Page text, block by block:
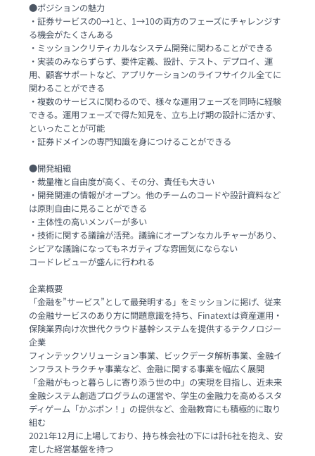
●ポジションの魅力
・証券サービスの0→1と、1→10の両方のフェーズにチャレンジす
る機会がたくさんある
・ミッションクリティカルなシステム開発に関わることができる
・実装のみならずらず、要件定義、設計、テスト、デプロイ、運
用、顧客サポートなど、アプリケーションのライフサイクル全てに
関わることができる
・複数のサービスに関わるので、様々な運用フェーズを同時に経験
できる。運用フェーズで得た知見を、立ち上げ期の設計に活かす、
といったことが可能
・証券ドメインの専門知識を身につけることができる
●開発組織
・裁量権と自由度が高く、その分、責任も大きい
・開発関連の情報がオープン。他のチームのコードや設計資料など
は原則自由に見ることができる
・主体性の高いメンバーが多い
・技術に関する議論が活発。議論にオープンなカルチャーがあり、
シビアな議論になってもネガティブな雰囲気にならない
コードレビューが盛んに行われる
企業概要
「金融を”サービス”として最発明する」をミッションに掲げ、従来
の金融サービスのあり方に問題意識を持ち、Finatextは資産運用・
保険業界向け次世代クラウド基幹システムを提供するテクノロジー
企業
フィンテックソリューション事業、ビックデータ解析事業、金融イ
ンフラストラクチャ事業など、金融に関する事業を幅広く展開
「金融がもっと暮らしに寄り添う世の中」の実現を目指し、近未来
金融システム創造プログラムの運営や、学生の金融力を高めるスタ
ディゲーム「かぶポン！」の提供など、金融教育にも積極的に取り
組む
2021年12月に上場しており、持ち株会社の下には計6社を抱え、安
定した経営基盤を持つ